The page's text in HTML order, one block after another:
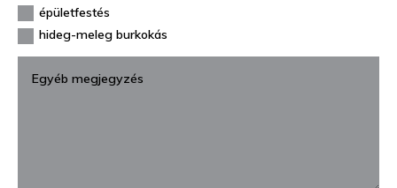
épületfestés
hideg-meleg burkokás